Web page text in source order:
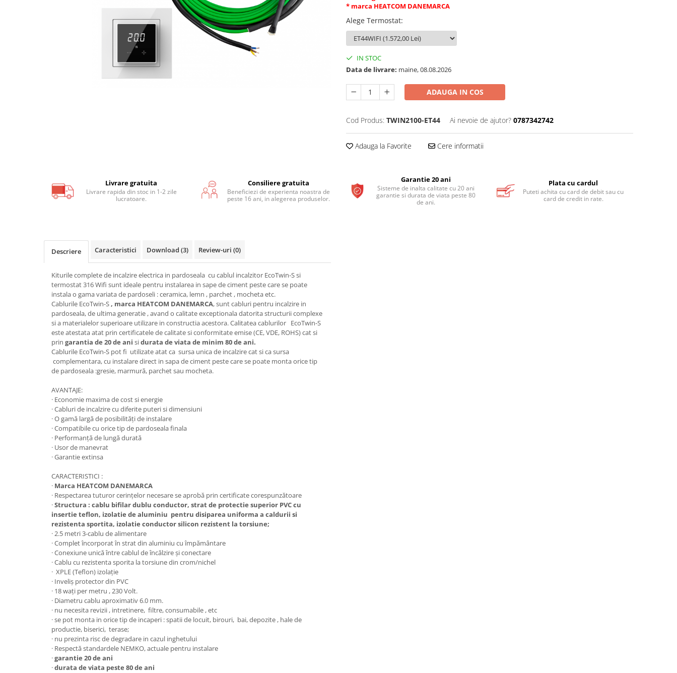
Covoras incalzire in pardoseala
pardoseala parchet F-Mat
instalare in sapa EcoTwin-S
exterior, alei, rampe 30W/ml
exterior 20W/ml
jgheaburi, burlane, acoperisuri
Degivrare tevi, conducte, kit anti-
Termostate si accesorii
Radiatoare electrice cu acumulare
Panouri radiante infrarosu
Kit complet incalzire in pardoseala
* marca HEATCOM DANEMARCA
Alege Termostat:
IN STOC
Data de livrare: maine, 08.08.2026
ADAUGA IN COS
Cod Produs: TWIN2100-ET44 Ai nevoie de ajutor? 0787342742
Adauga la Favorite Cere informatii
Livrare gratuita
Livrare rapida din stoc in 1-2 zile
lucratoare.
Consiliere gratuita
Beneficiezi de experienta noastra de
peste 16 ani, in alegerea produselor.
Garantie 20 ani
Sisteme de inalta calitate cu 20 ani
garantie si durata de viata peste 80
de ani.
Plata cu cardul
Puteti achita cu card de debit sau cu
card de credit in rate.
Descriere Caracteristici Download (3) Review-uri (0)
Kiturile complete de incalzire electrica in pardoseala cu cablul incalzitor EcoTwin-S si
termostat 316 Wifi sunt ideale pentru instalarea in sape de ciment peste care se poate
instala o gama variata de pardoseli : ceramica, lemn , parchet , mocheta etc.
Cablurile EcoTwin-S, marca HEATCOM DANEMARCA, sunt cabluri pentru incalzire in
pardoseala, de ultima generatie , avand o calitate exceptionala datorita structurii complexe
si a materialelor superioare utilizare in constructia acestora. Calitatea cablurilor EcoTwin-S
este atestata atat prin certificatele de calitate si conformitate emise (CE, VDE, ROHS) cat si
prin garantia de 20 de ani sidurata de viata de minim 80 de ani.
Cablurile EcoTwin-S pot fi utilizate atat ca sursa unica de incalzire cat si ca sursa
complementara, cu instalare direct in sapa de ciment peste care se poate monta orice tip
de pardoseala :gresie, marmură, parchet sau mocheta.
AVANTAJE:
· Economie maxima de cost si energie
· Cabluri de incalzire cu diferite puteri si dimensiuni
· O gamă largă de posibilități de instalare
· Compatibile cu orice tip de pardoseala finala
· Performanță de lungă durată
· Usor de manevrat
· Garantie extinsa
CARACTERISTICI :
· Marca HEATCOM DANEMARCA
· Respectarea tuturor cerințelor necesare se aprobă prin certificate corespunzătoare
·Structura : cablu bifilar dublu conductor, strat de protectie superior PVC cu
insertie teflon, izolatie de aluminiu pentru disiparea uniforma a caldurii si
rezistenta sportita, izolatie conductor silicon rezistent la torsiune;
· 2.5 metri 3-cablu de alimentare
· Complet încorporat în strat din aluminiu cu împământare
· Conexiune unică între cablul de încălzire şi conectare
· Cablu cu rezistenta sporita la torsiune din crom/nichel
· XPLE (Teflon) izolaţie
· Inveliş protector din PVC
· 18 waţi per metru , 230 Volt.
· Diametru cablu aproximativ 6.0 mm.
· nu necesita revizii , intretinere, filtre, consumabile , etc
· se pot monta in orice tip de incaperi : spatii de locuit, birouri, bai, depozite , hale de
productie, biserici, terase;
· nu prezinta risc de degradare in cazul inghetului
· Respectă standardele NEMKO, actuale pentru instalare
·garantie 20 de ani
·durata de viata peste 80 de ani